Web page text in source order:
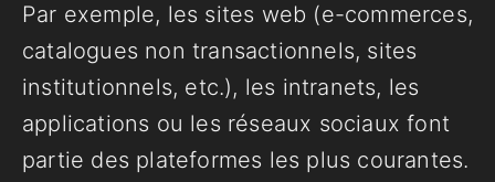
Par exemple, les sites web (e-commerces,
catalogues non transactionnels, sites
institutionnels, etc.), les intranets, les
applications ou les réseaux sociaux font
partie des plateformes les plus courantes.